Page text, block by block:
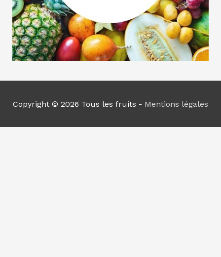
Copyright © 2026 Tous les fruits - Mentions légales